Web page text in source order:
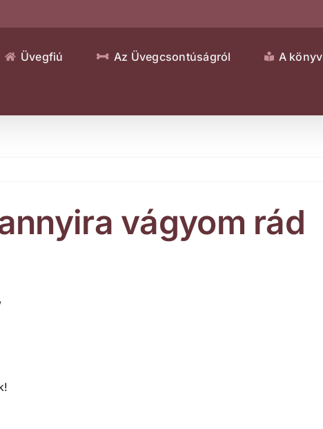
Üvegfiú Az Üvegcsontúságról A könyv
vágyom rád